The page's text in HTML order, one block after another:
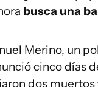
busca una
Merino, un
cinco días
dos muertos